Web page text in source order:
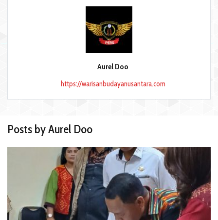
Aurel Doo
https://warisanbudayanusantara.com
Posts by Aurel Doo